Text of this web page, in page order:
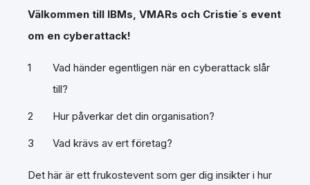
Välkommen till IBMs, VMARs och Cristie´s event
om en cyberattack!
Vad händer egentligen när en cyberattack slår
till?
Hur påverkar det din organisation?
Vad krävs av ert företag?
Det här är ett frukostevent som ger dig insikter i hur